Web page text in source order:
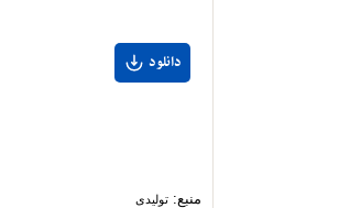
دانلود
منبع: تولیدی